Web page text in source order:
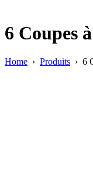
6 Coupes
Home › Produits › 6